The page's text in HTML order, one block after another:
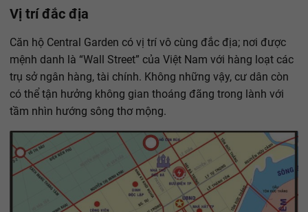
Vị trí đắc địa
Căn hộ Central Garden có vị trí vô cùng đắc địa; nơi được
mệnh danh là “Wall Street” của Việt Nam với hàng loạt các
trụ sở ngân hàng, tài chính. Không những vậy, cư dân còn
có thể tận hưởng không gian thoáng đãng trong lành với
tầm nhìn hướng sông thơ mộng.